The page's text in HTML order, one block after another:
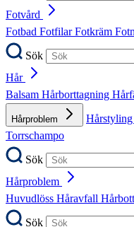
Fotvård
Fotbad FotfilarFotkräm
Sök
Hår
Balsam Hårborttagning
Hårproblem Hårstyling
Torrschampo
Sök
Hårproblem
Huvudlöss Håravfall
Sök